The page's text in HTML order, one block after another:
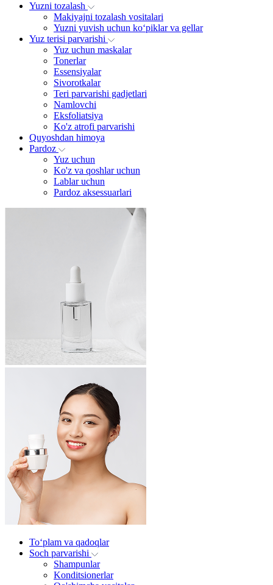
Yuzni tozalash
Makiyajni tozalash vositalari
Yuzni yuvish uchun ko‘piklar va gellar
Yuz terisi parvarishi
Yuz uchun maskalar
Tonerlar
Essensiyalar
Sivorotkalar
Teri parvarishi gadjetlari
Namlovchi
Eksfoliatsiya
Ko'z atrofi parvarishi
Quyoshdan himoya
Pardoz
Yuz uchun
Ko'z va qoshlar uchun
Lablar uchun
Pardoz aksessuarlari
To‘plam va qadoqlar
Soch parvarishi
Shampunlar
Konditsionerlar